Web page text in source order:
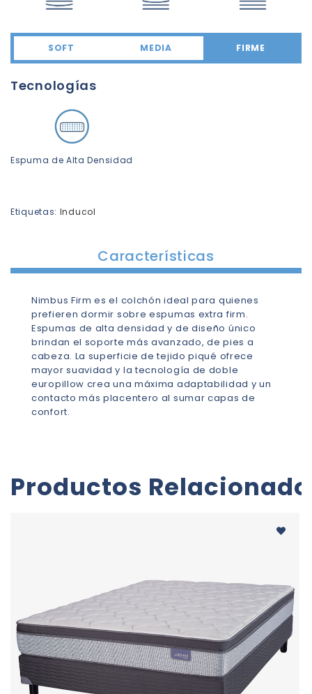
SOFT MEDIA FIRME
Tecnologías
Espuma de Alta Densidad
Etiquetas: Inducol
Características
Nimbus Firm es el colchón ideal para quienes
prefieren dormir sobre espumas extra firm.
Espumas de alta densidad y de diseño único
brindan el soporte más avanzado, de pies a
cabeza. La superficie de tejido piqué ofrece
mayor suavidad y la tecnología de doble
europillow crea una máxima adaptabilidad y un
contacto más placentero al sumar capas de
confort.
Productos